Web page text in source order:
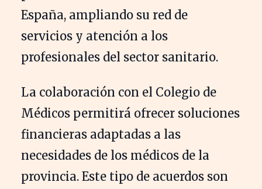
España, ampliando su red de
servicios y atención a los
profesionales del sector sanitario.
La colaboración con el Colegio de
Médicos permitirá ofrecer soluciones
financieras adaptadas a las
necesidades de los médicos de la
provincia. Este tipo de acuerdos son